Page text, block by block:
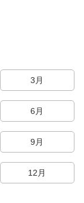
3月
6月
9月
12月